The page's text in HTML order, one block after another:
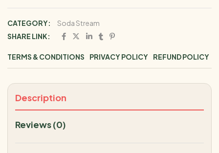
CATEGORY:
Soda Stream
SHARE LINK:
TERMS & CONDITIONS PRIVACY POLICY REFUND POLICY
Description
Reviews (0)